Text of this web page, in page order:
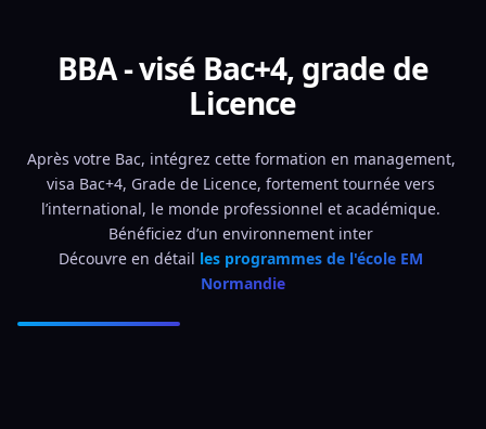
BBA - visé Bac+4, grade de
Licence
Après votre Bac, intégrez cette formation en management,
visa Bac+4, Grade de Licence, fortement tournée vers
l’international, le monde professionnel et académique.
Bénéficiez d’un environnement inter
Découvre en détail les programmes de l'école EM
Normandie